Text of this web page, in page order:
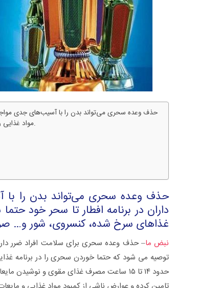
حذف وعده سحری می‌تواند بدن را با آسیب‌های جدی
مواد غذایی را بگنجانند و تا حد امکان از مصرف غذاهای سرخ شده، کنسروی، شور و… صرف نظر کنند.
حذف وعده سحری می‌تواند بدن را
داران در برنامه افطار تا سحر خود
غذاهای سرخ شده، کنسروی، شور و…
نبض ما– حذف وعده سحری برای سلامت افراد ضرر
توصیه می شود که حتما خوردن سحری را در برنامه
حدود ۱۴ تا ۱۵ ساعت مصرف غذای مقوی و
+ویدئو زگیل تناسلی از تشخیص تا